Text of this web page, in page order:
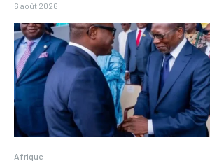
6 août 2026
Afrique